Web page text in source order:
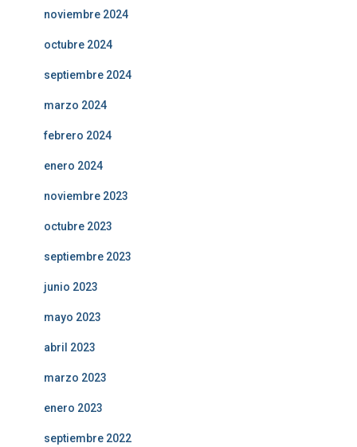
noviembre 2024
octubre 2024
septiembre 2024
marzo 2024
febrero 2024
enero 2024
noviembre 2023
octubre 2023
septiembre 2023
junio 2023
mayo 2023
abril 2023
marzo 2023
enero 2023
septiembre 2022